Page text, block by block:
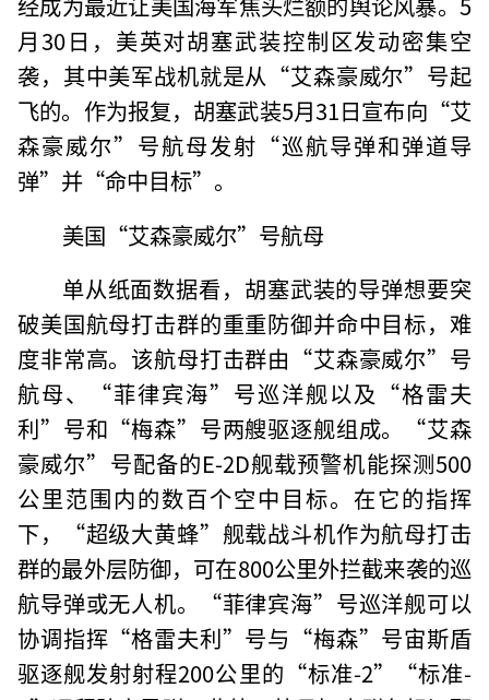
月30日，美英对胡塞武装控制区发动密集空
袭，其中美军战机就是从“艾森豪威尔”号起
飞的。作为报复，胡塞武装5月31日宣布向“艾
森豪威尔”号航母发射“巡航导弹和弹道导
弹”并“命中目标”。
美国“艾森豪威尔”号航母
单从纸面数据看，胡塞武装的导弹想要突
破美国航母打击群的重重防御并命中目标，难
度非常高。该航母打击群由“艾森豪威尔”号
航母、“菲律宾海”号巡洋舰以及“格雷夫
利”号和“梅森”号两艘驱逐舰组成。“艾森
豪威尔”号配备的E-2D舰载预警机能探测500
公里范围内的数百个空中目标。在它的指挥
下，“超级大黄蜂”舰载战斗机作为航母打击
群的最外层防御，可在800公里外拦截来袭的巡
航导弹或无人机。“菲律宾海”号巡洋舰可以
协调指挥“格雷夫利”号与“梅森”号宙斯盾
驱逐舰发射射程200公里的“标准-2”“标准-